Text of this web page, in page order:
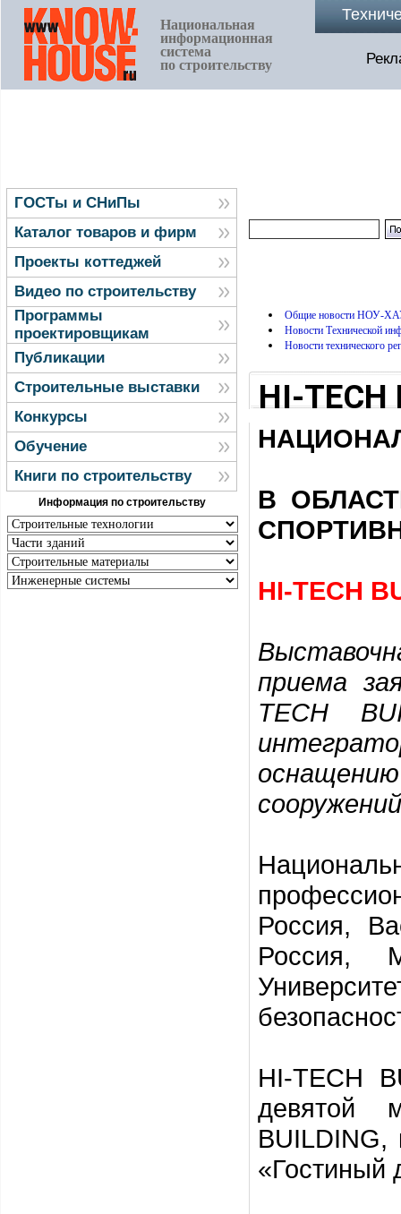
Национальная
информационная
система
по строительству
ГОСТы и СНиПы
Каталог товаров и фирм
Проекты коттеджей
Видео по строительству
Программы
проектировщикам
Публикации
Строительные выставки
Конкурсы
Обучение
Книги по строительству
Информация по строительству
Общие новости НОУ-
Новости Технической
Новости технического
HI-TECH
В
HI-TECH
приема
TECH
Россия,
Россия,
HI-TECH
девятой
BUILDING,
«Гостиный